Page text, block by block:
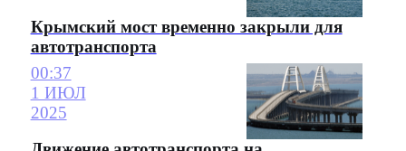
Крымский мост временно закрыли для
автотранспорта
00:37
1 ИЮЛ
2025